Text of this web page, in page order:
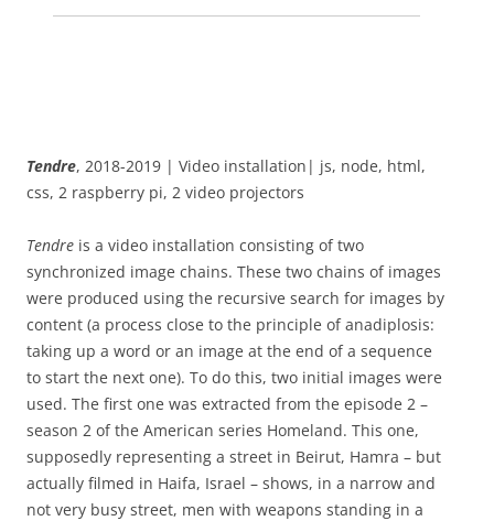
Tendre, 2018-2019 | Video installation| js, node, html,
css, 2 raspberry pi, 2 video projectors
Tendre is a video installation consisting of two
synchronized image chains. These two chains of images
were produced using the recursive search for images by
content (a process close to the principle of anadiplosis:
taking up a word or an image at the end of a sequence
to start the next one). To do this, two initial images were
used. The first one was extracted from the episode 2 –
season 2 of the American series Homeland. This one,
supposedly representing a street in Beirut, Hamra – but
actually filmed in Haifa, Israel – shows, in a narrow and
not very busy street, men with weapons standing in a